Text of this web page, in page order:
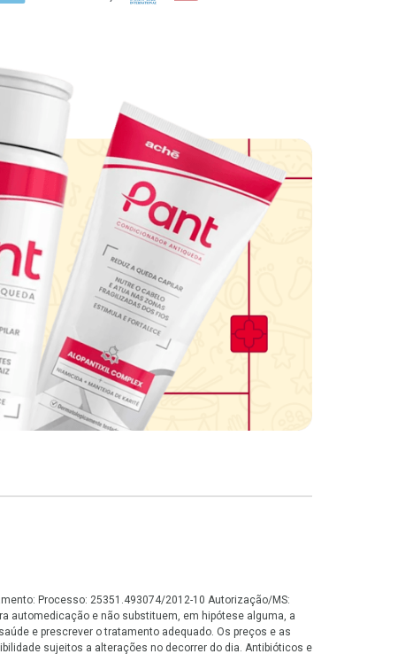
Processo: 25351.493074/2012-10 Autorização/MS:
automedicação e não substituem, em hipótese alguma, a
e prescrever o tratamento adequado. Os preços e as
sujeitos a alterações no decorrer do dia. Antibióticos e